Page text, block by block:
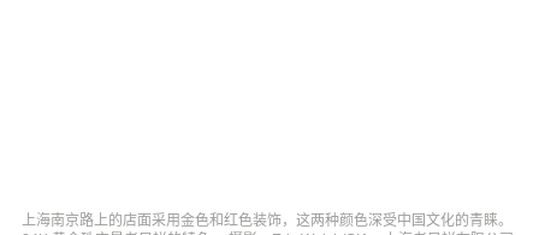
上海南京路上的店面采用金色和红色装饰，这两种颜色深受中国文化的青睐。